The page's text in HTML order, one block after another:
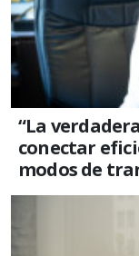
“La
conectar
modos de